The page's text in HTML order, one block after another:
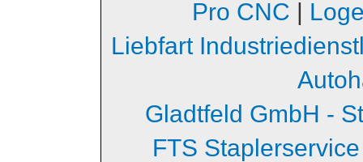
Pro CNC |
Liebfart
Gladtfeld GmbH -
FTS Staplerservice